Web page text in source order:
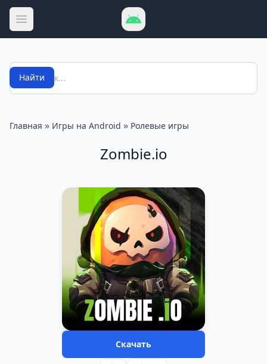
Открыть меню
Поиск
Найти
Главная » Игры на Android » Ролевые игры
Zombie.io
Скачать